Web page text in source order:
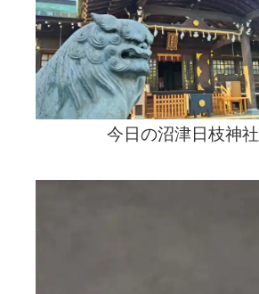
今日の沼津日枝神社